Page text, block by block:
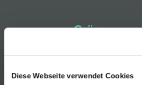
Diese Webseite verwendet Cookies
Grüne
Cocottes mit
Ei und